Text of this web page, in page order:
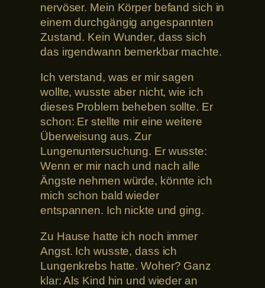
nervöser. Mein Körper befand sich in
einem durchgängig angespannten
Zustand. Kein Wunder, dass sich
das irgendwann bemerkbar machte.
Ich verstand, was er mir sagen
wollte, wusste aber nicht, wie ich
dieses Problem beheben sollte. Er
schon: Er stellte mir eine weitere
Überweisung aus. Zur
Lungenuntersuchung. Er wusste:
Wenn er mir nach und nach alle
Ängste nehmen würde, könnte ich
mich schon bald wieder
entspannen. Ich nickte und ging.
Zu Hause hatte ich noch immer
Angst. Ich wusste, dass ich
Lungenkrebs hatte. Woher? Ganz
klar: Als Kind hin und wieder an